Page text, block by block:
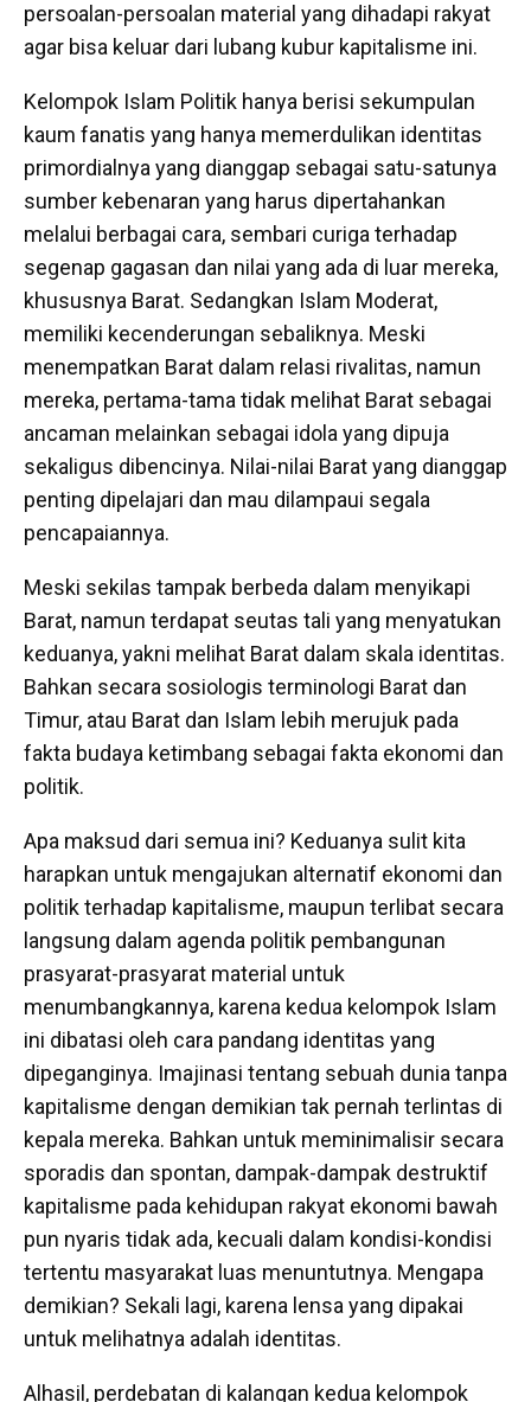
persoalan-persoalan material yang dihadapi rakyat
agar bisa keluar dari lubang kubur kapitalisme ini.
Kelompok Islam Politik hanya berisi sekumpulan
kaum fanatis yang hanya memerdulikan identitas
primordialnya yang dianggap sebagai satu-satunya
sumber kebenaran yang harus dipertahankan
melalui berbagai cara, sembari curiga terhadap
segenap gagasan dan nilai yang ada di luar mereka,
khususnya Barat. Sedangkan Islam Moderat,
memiliki kecenderungan sebaliknya. Meski
menempatkan Barat dalam relasi rivalitas, namun
mereka, pertama-tama tidak melihat Barat sebagai
ancaman melainkan sebagai idola yang dipuja
sekaligus dibencinya. Nilai-nilai Barat yang dianggap
penting dipelajari dan mau dilampaui segala
pencapaiannya.
Meski sekilas tampak berbeda dalam menyikapi
Barat, namun terdapat seutas tali yang menyatukan
keduanya, yakni melihat Barat dalam skala identitas.
Bahkan secara sosiologis terminologi Barat dan
Timur, atau Barat dan Islam lebih merujuk pada
fakta budaya ketimbang sebagai fakta ekonomi dan
politik.
Apa maksud dari semua ini? Keduanya sulit kita
harapkan untuk mengajukan alternatif ekonomi dan
politik terhadap kapitalisme, maupun terlibat secara
langsung dalam agenda politik pembangunan
prasyarat-prasyarat material untuk
menumbangkannya, karena kedua kelompok Islam
ini dibatasi oleh cara pandang identitas yang
dipeganginya. Imajinasi tentang sebuah dunia tanpa
kapitalisme dengan demikian tak pernah terlintas di
kepala mereka. Bahkan untuk meminimalisir secara
sporadis dan spontan, dampak-dampak destruktif
kapitalisme pada kehidupan rakyat ekonomi bawah
pun nyaris tidak ada, kecuali dalam kondisi-kondisi
tertentu masyarakat luas menuntutnya. Mengapa
demikian? Sekali lagi, karena lensa yang dipakai
untuk melihatnya adalah identitas.
Alhasil, perdebatan di kalangan kedua kelompok